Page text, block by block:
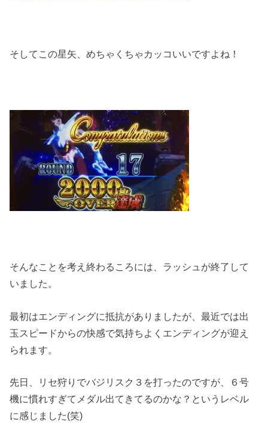
そしてこの星矢、めちゃくちゃカッコいいですよね！
そんなことを考え終わるころには、ラッシュが終了して
いました。
最初はエンディングに抵抗がありましたが、最近では出
玉スピードからの快感で気持ちよくエンディングが迎え
られます。
先日、リセ狩りでバジリスク３を打ったのですが、６号
機に慣れすぎてメダル出てきてるのかな？というレベル
に感じました(笑)